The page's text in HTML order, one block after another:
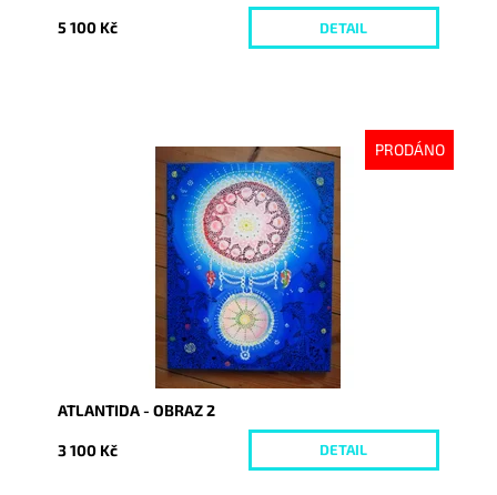
5 100 Kč DETAIL
PRODÁNO
Vyprodáno
2618
ATLANTIDA - OBRAZ 2
3 100 Kč DETAIL